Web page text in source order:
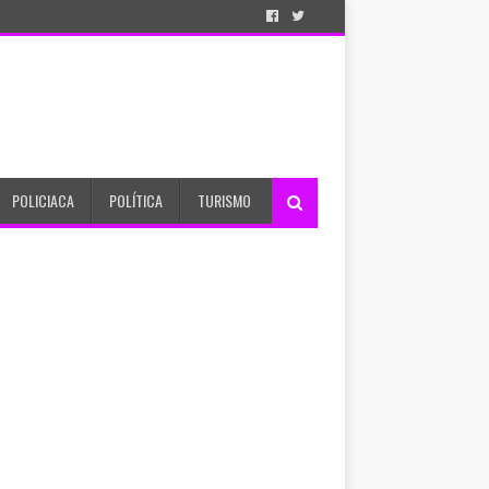
POLICIACA POLÍTICA TURISMO